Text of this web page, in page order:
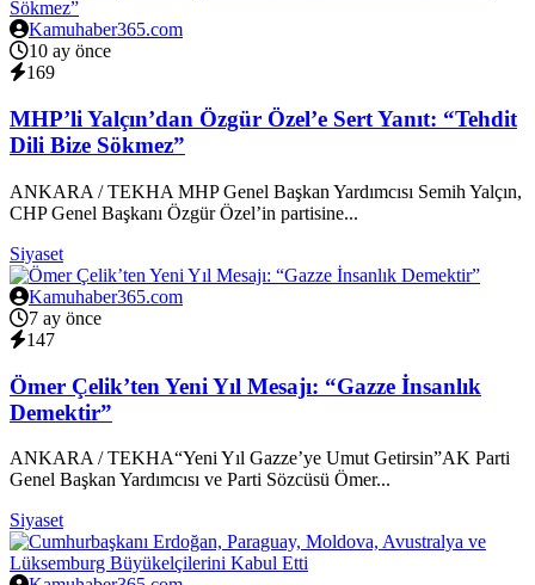
Kamuhaber365.com
10 ay önce
169
MHP’li Yalçın’dan Özgür Özel’e Sert Yanıt: “Tehdit
Dili Bize Sökmez”
ANKARA / TEKHA MHP Genel Başkan Yardımcısı Semih Yalçın,
CHP Genel Başkanı Özgür Özel’in partisine...
Siyaset
Kamuhaber365.com
7 ay önce
147
Ömer Çelik’ten Yeni Yıl Mesajı: “Gazze İnsanlık
Demektir”
ANKARA / TEKHA“Yeni Yıl Gazze’ye Umut Getirsin”AK Parti
Genel Başkan Yardımcısı ve Parti Sözcüsü Ömer...
Siyaset